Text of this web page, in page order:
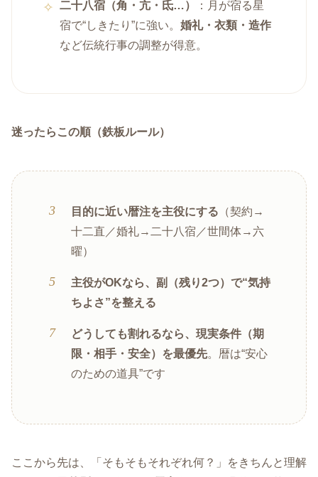
二十八宿（角・亢・氐…）
：月が宿る星
宿で“しきたり”に強い。婚礼・衣類・造作
など伝統行事の調整が得意。
迷ったらこの順（鉄板ルール）
目的に近い暦注を主役にする （契約→
十二直／婚礼→二十八宿／世間体→六
曜）
主役がOKなら、副（残り2つ）で“気持
ちよさ”を整える
どうしても割れるなら、現実条件（期
限・相手・安全）を最優先。暦は“安心
のための道具”です
ここから先は、「そもそもそれぞれ何？」をきちんと理解